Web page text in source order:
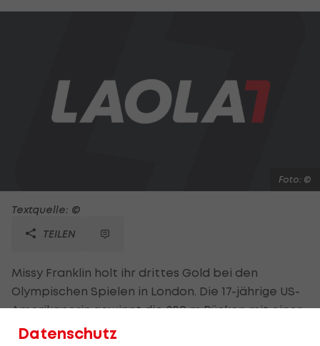
Foto: ©
Textquelle: ©
TEILEN
Missy Franklin holt ihr drittes Gold bei den
Olympischen Spielen in London. Die 17-jährige US-
Amerikanerin gewinnt die 200 m Rücken mit einer
Fabelzeit von 2:04,06 Min. und unterbietet damit
Datenschutz